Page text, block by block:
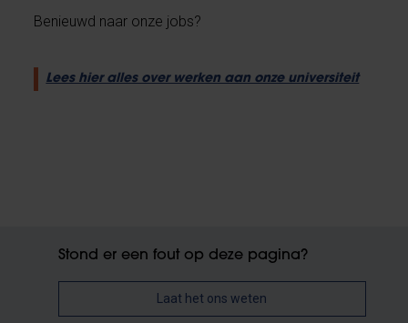
Benieuwd naar onze jobs?
Lees hier alles over werken aan onze universiteit
Stond er een fout op deze pagina?
Laat het ons weten